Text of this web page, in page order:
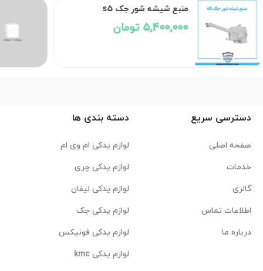
منبع شیشه شور جک s5
5,400,000 تومان
دسترسی سریع
صفحه اصلی
خدمات
گالری
اطلاعات تماس
درباره ما
دسته بندی ها
لوازم یدکی ام وی ام
لوازم یدکی چری
لوازم یدکی لیفان
لوازم یدکی جک
لوازم یدکی فونیکس
لوازم یدکی kmc